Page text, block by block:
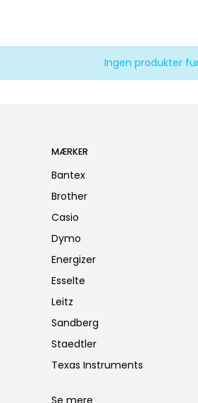
Ingen produkter
MÆRKER
Bantex
Brother
Casio
Dymo
Energizer
Esselte
Leitz
Sandberg
Staedtler
Texas Instruments